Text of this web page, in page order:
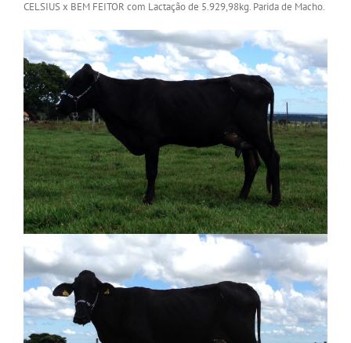
CELSIUSx BEM FEITOR com Lactação de 5.929,98kg. Parida de Macho.